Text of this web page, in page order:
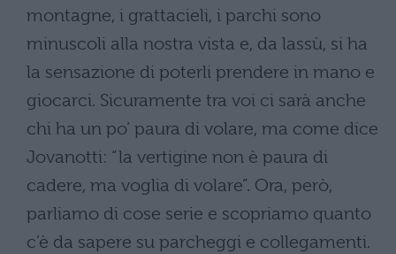
montagne, i grattacieli, i parchi sono
minuscoli alla nostra vista e, da lassù, si ha
la sensazione di poterli prendere in mano e
giocarci. Sicuramente tra voi ci sarà anche
chi ha un po’ paura di volare, ma come dice
Jovanotti: “la vertigine non è paura di
cadere, ma voglia di volare”. Ora, però,
parliamo di cose serie e scopriamo quanto
c’è da sapere su parcheggi e collegamenti.